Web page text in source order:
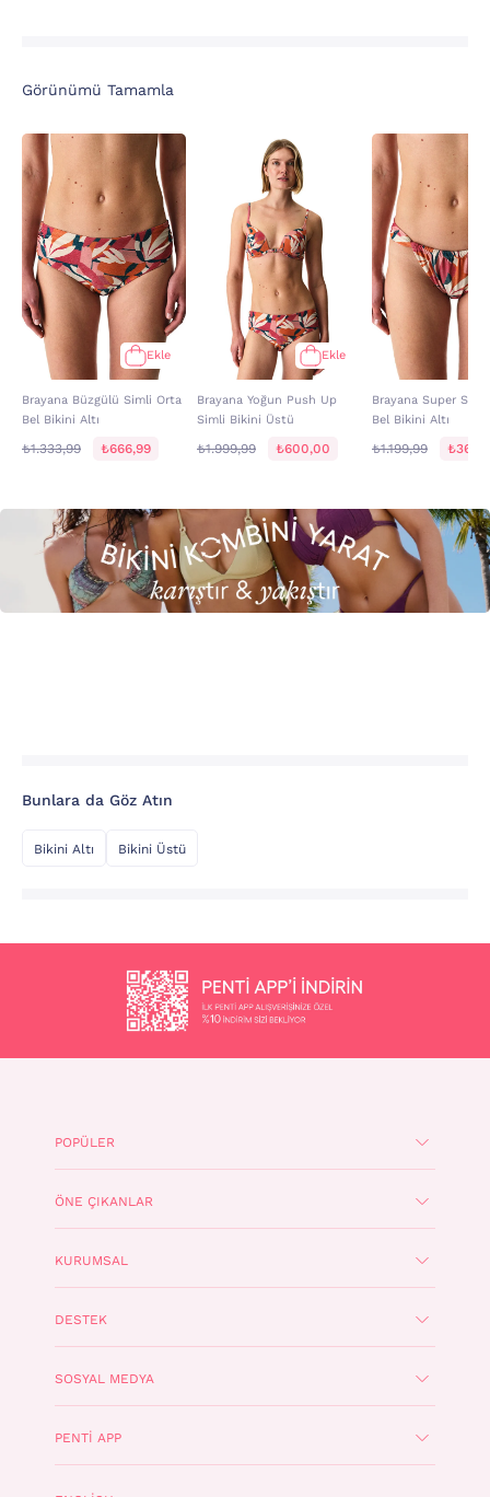
Görünümü Tamamla
Ekle
Brayana Büzgülü Simli Orta
Bel Bikini Altı
₺1.333,99 ₺666,99
Ekle
Brayana Yoğun Push Up
Simli Bikini Üstü
₺1.999,99 ₺600,00
Brayana Super
Bel Bikini Altı
₺1.199,99
Bunlara da Göz Atın
Bikini Altı Bikini Üstü
POPÜLER
ÖNE ÇIKANLAR
KURUMSAL
DESTEK
SOSYAL MEDYA
PENTI APP